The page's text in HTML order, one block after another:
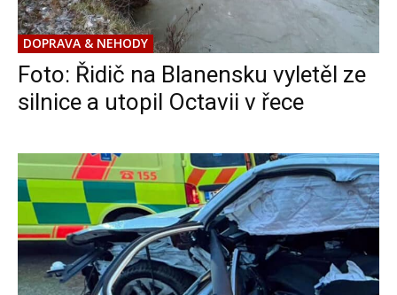
DOPRAVA & NEHODY
Foto: Řidič na Blanensku vyletěl ze
silnice a utopil Octavii v řece